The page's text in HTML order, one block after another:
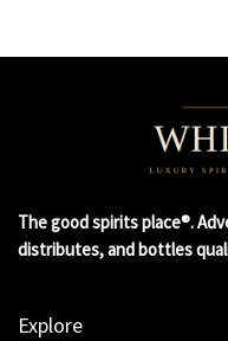
The good spirits place®.
distributes, and bottles
Explore